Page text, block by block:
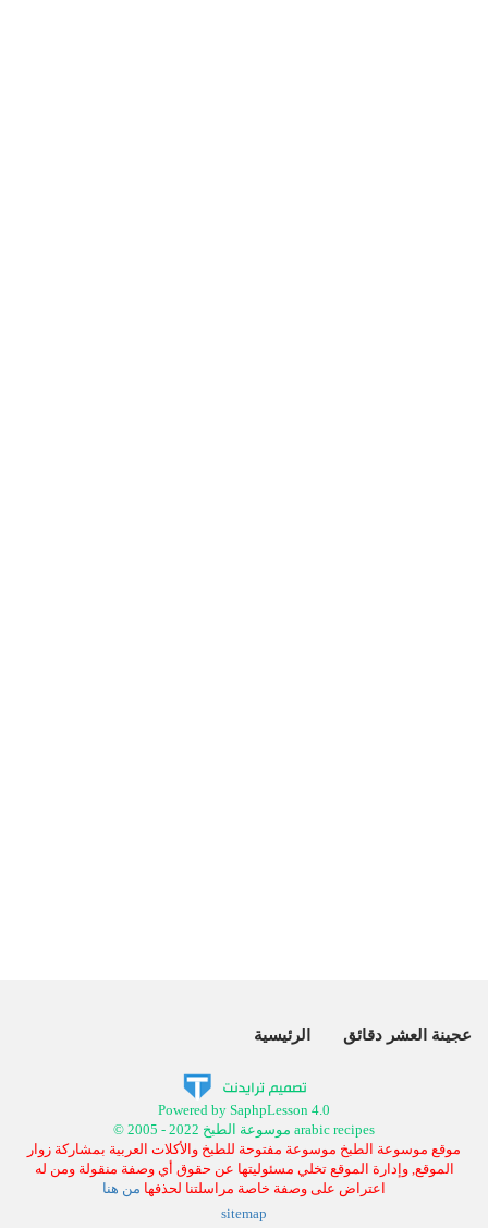
عجينة العشر دقائق الرئيسية
Powered by SaphpLesson 4.0
© 2005 - 2022 موسوعة الطبخ arabic recipes
موقع موسوعة الطبخ موسوعة مفتوحة للطبخ والأكلات العربية بمشاركة زوار
الموقع, وإدارة الموقع تخلي مسئوليتها عن حقوق أي وصفة منقولة ومن له
اعتراض على وصفة خاصة مراسلتنا لحذفها من هنا
sitemap